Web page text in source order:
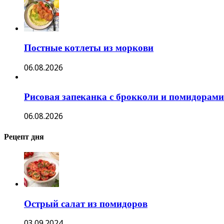
Постные котлеты из моркови
06.08.2026
Рисовая запеканка с брокколи и
06.08.2026
Рецепт дня
Острый салат из помидоров